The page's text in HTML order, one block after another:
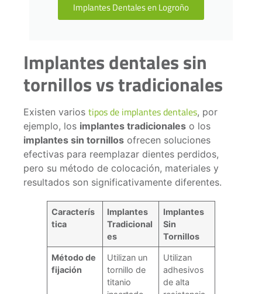
Implantes Dentales en Logroño
Implantes dentales sin
tornillos vs tradicionales
Existen varios tipos de implantes dentales, por
ejemplo, los implantes tradicionales o los
implantes sin tornillos ofrecen soluciones
efectivas para reemplazar dientes perdidos,
pero su método de colocación, materiales y
resultados son significativamente diferentes.
Caracterís
tica
Implantes
Tradicional
es
Implantes
Sin
Tornillos
Método de
fijación
Utilizan un
tornillo de
titanio
Utilizan
adhesivos
de alta